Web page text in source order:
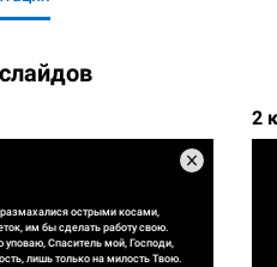
размахалися острыми косами,
им бы сделать работу свою.
уповаю, Спаситель мой, Господи,
лишь только на милость Твою.
2